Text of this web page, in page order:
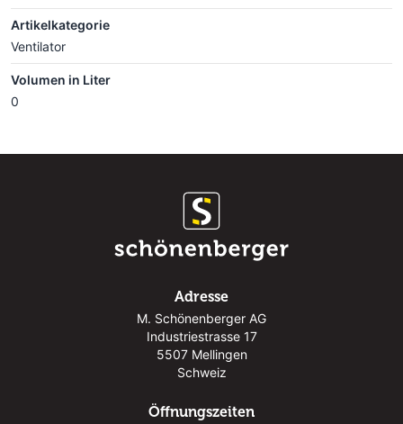
Artikelkategorie
Ventilator
Volumen in Liter
0
Adresse
M. Schönenberger AG
Industriestrasse 17
5507 Mellingen
Schweiz
Öffnungszeiten